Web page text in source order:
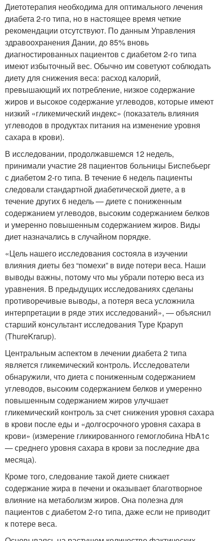
Диетотерапия необходима для оптимального лечения
диабета 2-го типа, но в настоящее время четкие
рекомендации отсутствуют. По данным Управления
здравоохранения Дании, до 85% вновь
диагностированных пациентов с диабетом 2-го типа
имеют избыточный вес. Обычно им советуют соблюдать
диету для снижения веса: расход калорий,
превышающий их потребление, низкое содержание
жиров и высокое содержание углеводов, которые имеют
низкий «гликемический индекс» (показатель влияния
углеводов в продуктах питания на изменение уровня
сахара в крови).
В исследовании, продолжавшемся 12 недель,
принимали участие 28 пациентов больницы Биспебьерг
с диабетом 2-го типа. В течение 6 недель пациенты
следовали стандартной диабетической диете, а в
течение других 6 недель — диете с пониженным
содержанием углеводов, высоким содержанием белков
и умеренно повышенным содержанием жиров. Виды
диет назначались в случайном порядке.
«Цель нашего исследования состояла в изучении
влияния диеты без “помехи” в виде потери веса. Наши
выводы важны, потому что мы убрали потерю веса из
уравнения. В предыдущих исследованиях сделаны
противоречивые выводы, а потеря веса усложнила
интерпретации в ряде этих исследований», — объяснил
старший консультант исследования Туре Краруп
(ThureKrarup).
Центральным аспектом в лечении диабета 2 типа
является гликемический контроль. Исследователи
обнаружили, что диета с пониженным содержанием
углеводов, высоким содержанием белков и умеренно
повышенным содержанием жиров улучшает
гликемический контроль за счет снижения уровня сахара
в крови после еды и «долгосрочного уровня сахара в
крови» (измерение гликированного гемоглобина HbA1c
— среднего уровня сахара в крови за последние два
месяца).
Кроме того, следование такой диете снижает
содержание жира в печени и оказывает благотворное
влияние на метаболизм жиров. Она полезна для
пациентов с диабетом 2-го типа, даже если не приводит
к потере веса.